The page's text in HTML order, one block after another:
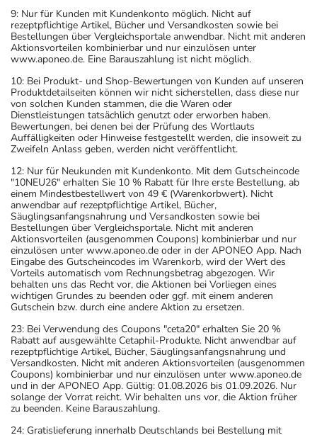
9: Nur für Kunden mit Kundenkonto möglich. Nicht auf
rezeptpflichtige Artikel, Bücher und Versandkosten sowie bei
Bestellungen über Vergleichsportale anwendbar. Nicht mit anderen
Aktionsvorteilen kombinierbar und nur einzulösen unter
www.aponeo.de. Eine Barauszahlung ist nicht möglich.
10: Bei Produkt- und Shop-Bewertungen von Kunden auf unseren
Produktdetailseiten können wir nicht sicherstellen, dass diese nur
von solchen Kunden stammen, die die Waren oder
Dienstleistungen tatsächlich genutzt oder erworben haben.
Bewertungen, bei denen bei der Prüfung des Wortlauts
Auffälligkeiten oder Hinweise festgestellt werden, die insoweit zu
Zweifeln Anlass geben, werden nicht veröffentlicht.
12: Nur für Neukunden mit Kundenkonto. Mit dem Gutscheincode
"10NEU26" erhalten Sie 10 % Rabatt für Ihre erste Bestellung, ab
einem Mindestbestellwert von 49 € (Warenkorbwert). Nicht
anwendbar auf rezeptpflichtige Artikel, Bücher,
Säuglingsanfangsnahrung und Versandkosten sowie bei
Bestellungen über Vergleichsportale. Nicht mit anderen
Aktionsvorteilen (ausgenommen Coupons) kombinierbar und nur
einzulösen unter www.aponeo.de oder in der APONEO App. Nach
Eingabe des Gutscheincodes im Warenkorb, wird der Wert des
Vorteils automatisch vom Rechnungsbetrag abgezogen. Wir
behalten uns das Recht vor, die Aktionen bei Vorliegen eines
wichtigen Grundes zu beenden oder ggf. mit einem anderen
Gutschein bzw. durch eine andere Aktion zu ersetzen.
23: Bei Verwendung des Coupons "ceta20" erhalten Sie 20 %
Rabatt auf ausgewählte Cetaphil-Produkte. Nicht anwendbar auf
rezeptpflichtige Artikel, Bücher, Säuglingsanfangsnahrung und
Versandkosten. Nicht mit anderen Aktionsvorteilen (ausgenommen
Coupons) kombinierbar und nur einzulösen unter www.aponeo.de
und in der APONEO App. Gültig: 01.08.2026 bis 01.09.2026. Nur
solange der Vorrat reicht. Wir behalten uns vor, die Aktion früher
zu beenden. Keine Barauszahlung.
24: Gratislieferung innerhalb Deutschlands bei Bestellung mit